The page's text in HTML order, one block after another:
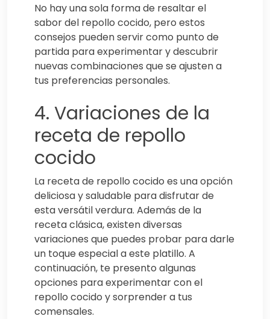
No hay una sola forma de resaltar el
sabor del repollo cocido, pero estos
consejos pueden servir como punto de
partida para experimentar y descubrir
nuevas combinaciones que se ajusten a
tus preferencias personales.
4. Variaciones de la
receta de repollo
cocido
La receta de repollo cocido es una opción
deliciosa y saludable para disfrutar de
esta versátil verdura. Además de la
receta clásica, existen diversas
variaciones que puedes probar para darle
un toque especial a este platillo. A
continuación, te presento algunas
opciones para experimentar con el
repollo cocido y sorprender a tus
comensales.